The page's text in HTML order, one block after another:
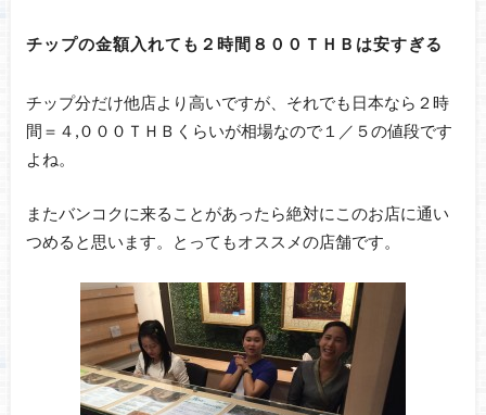
チップの金額入れても２時間８００ＴＨＢは安すぎる
チップ分だけ他店より高いですが、それでも日本なら２時
間＝４,０００ＴＨＢくらいが相場なので１／５の値段です
よね。
またバンコクに来ることがあったら絶対にこのお店に通い
つめると思います。とってもオススメの店舗です。